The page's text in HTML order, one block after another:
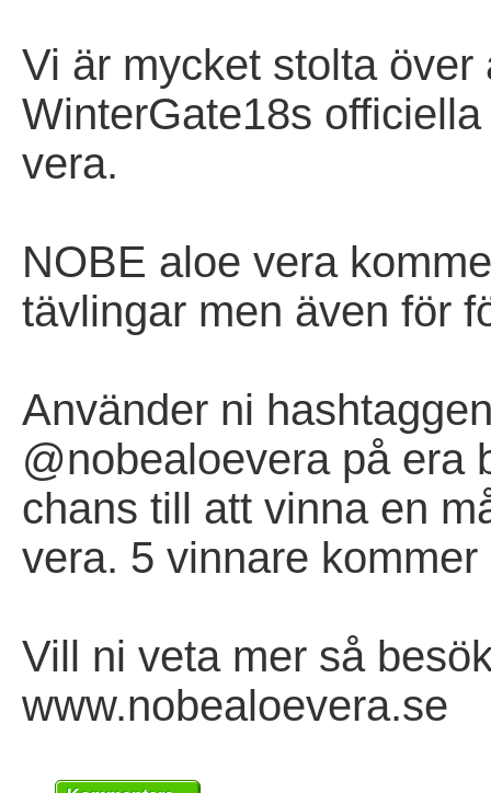
Vi är mycket stolta
WinterGate18s
vera.
NOBE aloe vera
tävlingar men även för
Använder ni
@nobealoevera på era
chans till att vinna en
vera. 5 vinnare
Vill ni veta mer så
www.nobealoevera.se